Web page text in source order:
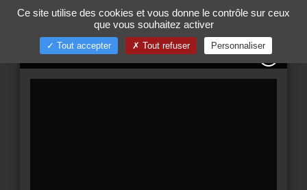
00
Gestion de vos préférences sur les cookies
Ce site utilise des cookies et vous donne le contrôle sur ceux
que vous souhaitez activer
Tout accepter Tout refuser Personnaliser